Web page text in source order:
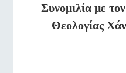
Συνομιλία με
Θεολογίας